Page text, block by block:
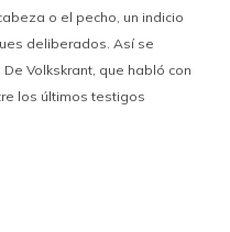
o el pecho, un indicio
deliberados. Así se
Volkskrant, que habló con
los últimos testigos